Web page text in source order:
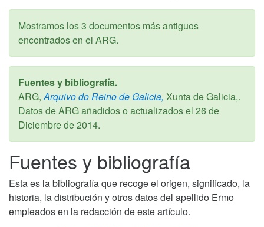
Mostramos los 3 documentos más antiguos
encontrados en el ARG.
Fuentes y bibliografía.
ARG,Arquivo do Reino de Galicia, Xunta de Galicia,.
Datos de ARG añadidos o actualizados el 26 de
Diciembre de 2014.
Fuentes y bibliografía
Esta es la bibliografía que recoge el origen, significado, la
historia, la distribución y otros datos del apellido Ermo
empleados en la redacción de este artículo.